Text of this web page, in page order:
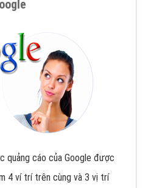
quảng cáo của Google được
4 ví trí trên cùng và 3 vị trí